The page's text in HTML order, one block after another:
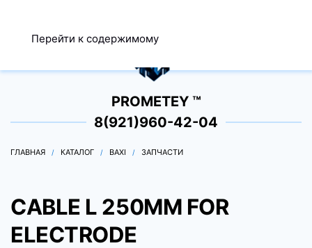
Перейти к содержимому
0
PROMETEY ™
8(921)960-42-04
ГЛАВНАЯ КАТАЛОГ BAXI ЗАПЧАСТИ
CABLE L 250MM FOR
ELECTRODE